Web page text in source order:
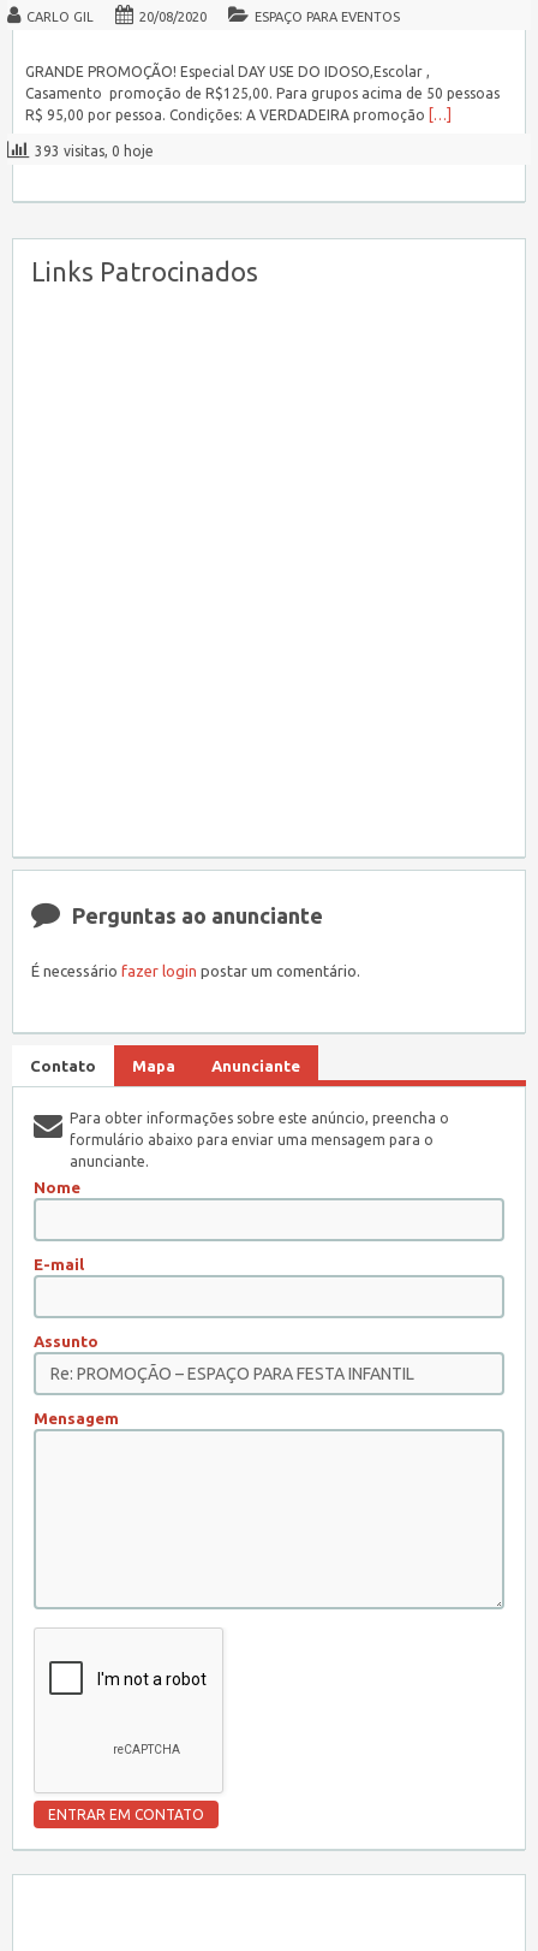
CARLO GIL 20/08/2020 ESPAÇO PARA EVENTOS
GRANDE PROMOÇÃO! Especial DAY USE DO IDOSO,Escolar ,
Casamento promoção de R$125,00. Para grupos acima de 50 pessoas
R$ 95,00 por pessoa. Condições: A VERDADEIRA promoção
[…]
393 visitas, 0 hoje
Links Patrocinados
Perguntas ao anunciante
É necessário fazer login postar um comentário.
Contato Mapa Anunciante
Para obter informações sobre este anúncio, preencha o
formulário abaixo para enviar uma mensagem para o
anunciante.
Nome
E-mail
Assunto
Mensagem